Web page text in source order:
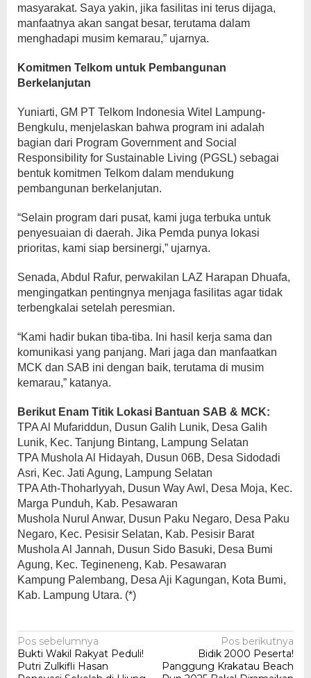
masyarakat. Saya yakin, jika fasilitas ini terus dijaga,
manfaatnya akan sangat besar, terutama dalam
menghadapi musim kemarau,” ujarnya.
Komitmen Telkom untuk Pembangunan
Berkelanjutan
Yuniarti, GM PT Telkom Indonesia Witel Lampung-
Bengkulu, menjelaskan bahwa program ini adalah
bagian dari Program Government and Social
Responsibility for Sustainable Living (PGSL) sebagai
bentuk komitmen Telkom dalam mendukung
pembangunan berkelanjutan.
“Selain program dari pusat, kami juga terbuka untuk
penyesuaian di daerah. Jika Pemda punya lokasi
prioritas, kami siap bersinergi,” ujarnya.
Senada, Abdul Rafur, perwakilan LAZ Harapan Dhuafa,
mengingatkan pentingnya menjaga fasilitas agar tidak
terbengkalai setelah peresmian.
“Kami hadir bukan tiba-tiba. Ini hasil kerja sama dan
komunikasi yang panjang. Mari jaga dan manfaatkan
MCK dan SAB ini dengan baik, terutama di musim
kemarau,” katanya.
Berikut Enam Titik Lokasi Bantuan SAB & MCK:
TPA Al Mufariddun, Dusun Galih Lunik, Desa Galih
Lunik, Kec. Tanjung Bintang, Lampung Selatan
TPA Mushola Al Hidayah, Dusun 06B, Desa Sidodadi
Asri, Kec. Jati Agung, Lampung Selatan
TPA Ath-Thoharlyyah, Dusun Way Awl, Desa Moja, Kec.
Marga Punduh, Kab. Pesawaran
Mushola Nurul Anwar, Dusun Paku Negaro, Desa Paku
Negaro, Kec. Pesisir Selatan, Kab. Pesisir Barat
Mushola Al Jannah, Dusun Sido Basuki, Desa Bumi
Agung, Kec. Tegineneng, Kab. Pesawaran
Kampung Palembang, Desa Aji Kagungan, Kota Bumi,
Kab. Lampung Utara. (*)
Navigasi
pos
Pos sebelumnya
Bukti Wakil Rakyat Peduli!
Putri Zulkifli Hasan
Pos berikutnya
Bidik 2000 Peserta!
Panggung Krakatau Beach